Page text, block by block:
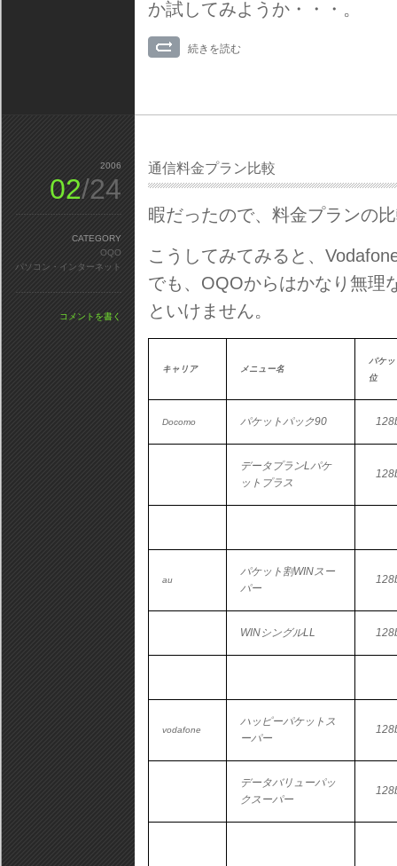
か試してみようか・・・。
続きを読む
通信料金プラン比較
暇だったので、料金プランの
こうしてみてみると、
でも、OQOからはかなり無理
といけません。
キャリア メニュー名
パケ
位
Docomo パケットパック90
データプランLパケ
ットプラス
au
パケット割WINスー
パー
WINシングルLL
vodafone
ハッピーパケットス
ーパー
データバリューパッ
クスーパー
2006
02/24
CATEGORY
OQO
パソコン・インターネット
コメントを書く